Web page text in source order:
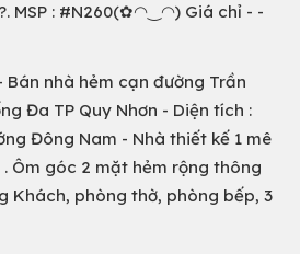
?. MSP : #N260(✿◠‿◠) Giá chỉ - -
Bán nhà hẻm cạn đường Trần
Đa TP Quy Nhơn - Diện tích :
Đông Nam - Nhà thiết kế 1 mê
Ôm góc 2 mặt hẻm rộng thông
Khách, phòng thờ, phòng bếp, 3